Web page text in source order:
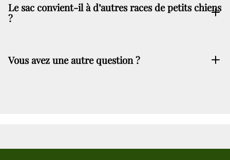
Le sac convient-il à d’autres races de petits chiens
?
Vous avez une autre question ?